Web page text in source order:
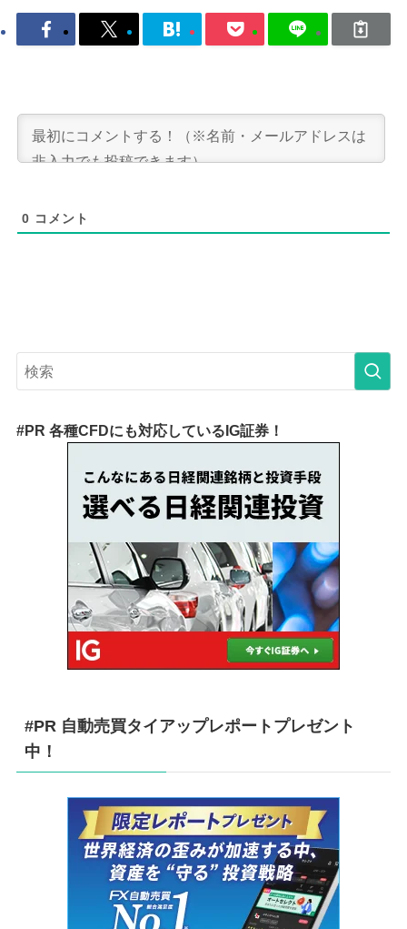
0 コメント
#PR 各種CFDにも対応しているIG証券！
#PR 自動売買タイアップレポートプレゼント
中！